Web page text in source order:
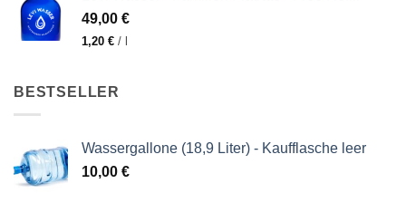
49,00 €
1,20 € /
BESTSELLER
Wassergallone (18,9 Liter) - Kaufflasche leer
10,00 €